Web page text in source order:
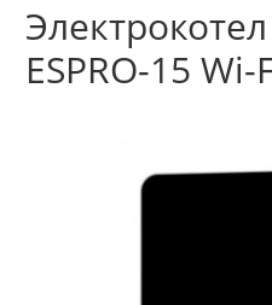
ESPRO-15 Wi-